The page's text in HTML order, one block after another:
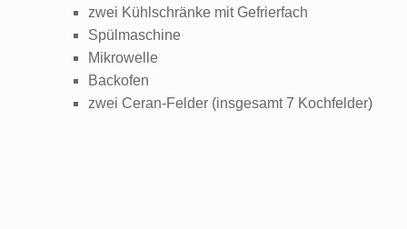
zwei Kühlschränke mit Gefrierfach
Spülmaschine
Mikrowelle
Backofen
zwei Ceran-Felder (insgesamt 7 Kochfelder)